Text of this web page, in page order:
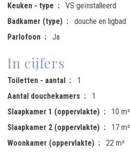
Keuken - type
VS geïnstalleerd
Badkamer (type)
douche en ligbad
Parlofoon
Ja
In cijfers
Toiletten - aantal
1
Aantal douchekamers
1
Slaapkamer 1 (oppervlakte)
10 m²
Slaapkamer 2 (oppervlakte)
17 m²
Woonkamer (oppervlakte)
22 m²